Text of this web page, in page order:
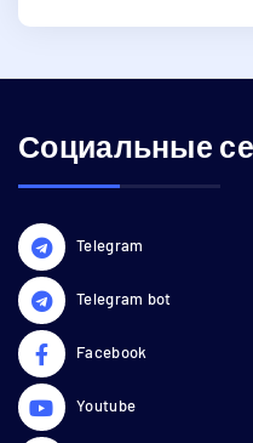
Социальные
Telegram
Telegram bot
Facebook
Youtube